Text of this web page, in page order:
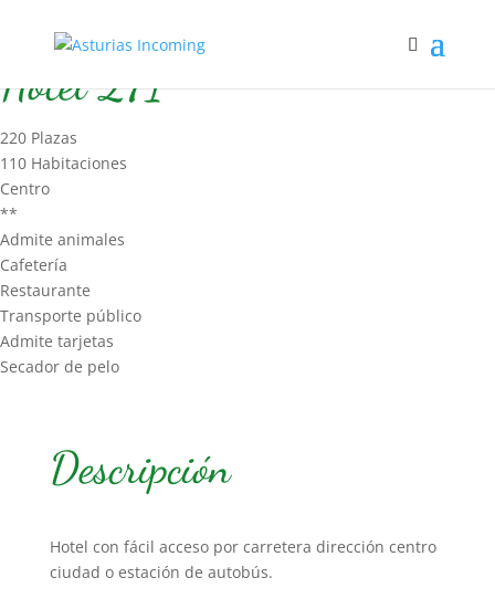
Hotel 271
220 Plazas
110 Habitaciones
Centro
**
Admite animales
Cafetería
Restaurante
Transporte público
Admite tarjetas
Secador de pelo
Descripción
Hotel con fácil acceso por carretera dirección centro
ciudad o estación de autobús.